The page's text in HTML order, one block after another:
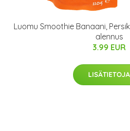
Luomu Smoothie Banaani,
alennus
3.99 EUR
LISÄTIETOJA